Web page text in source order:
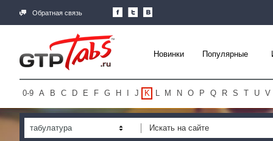
Обратная связь
Новинки Популярные
0-9 A B C D E F G H J K L M N O P Q R S T U V
табулатура